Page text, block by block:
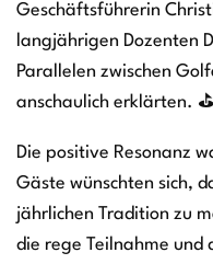
Geschäftsführerin
langjährigen Dozenten
Parallelen zwischen
anschaulich erklärten. ⛳
Die positive Resonanz
Gäste wünschten sich,
jährlichen Tradition zu
die rege Teilnahme und